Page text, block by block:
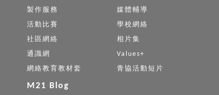
製作服務
媒體輔導
活動比賽
學校網絡
社區網絡
相片集
通識網
Values+
網絡教育教材套
青協活動短片
M21 Blog